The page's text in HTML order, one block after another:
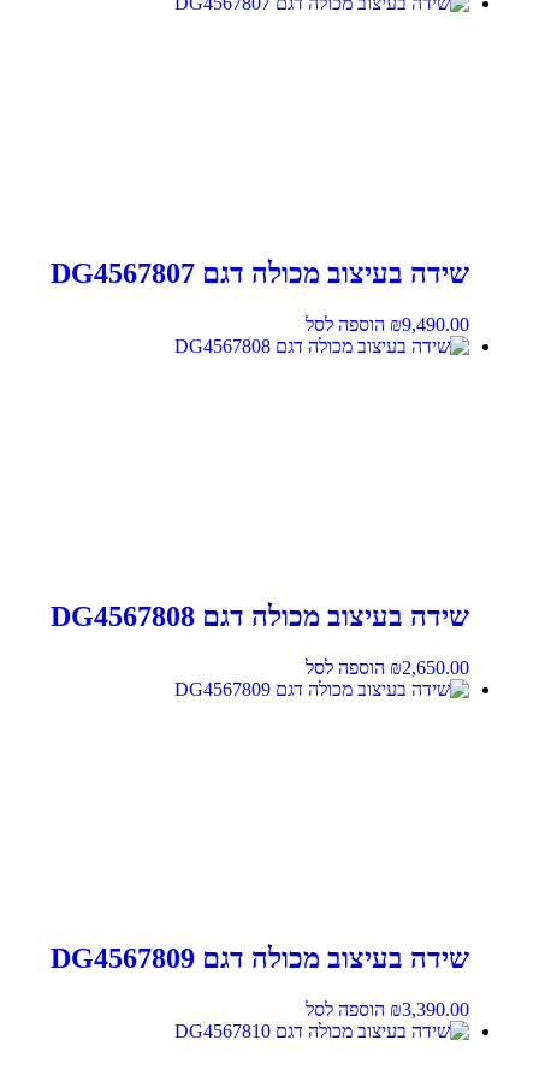
שידה בעיצוב מכולה דגם DG4567807
₪9,490.00 הוספה לסל
שידה בעיצוב מכולה דגם DG4567808
₪2,650.00 הוספה לסל
שידה בעיצוב מכולה דגם DG4567809
₪3,390.00 הוספה לסל